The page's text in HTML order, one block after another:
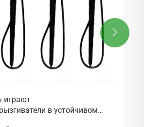
играют
в устойчивом
